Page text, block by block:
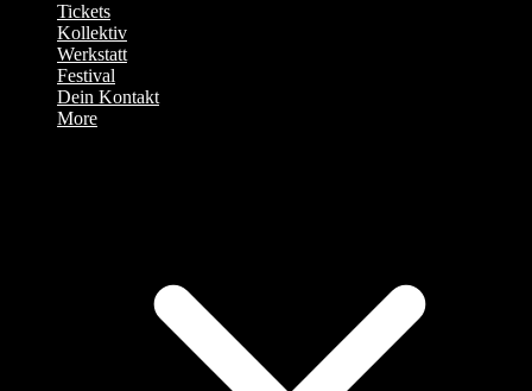
Tickets
Kollektiv
Werkstatt
Festival
Dein Kontakt
More